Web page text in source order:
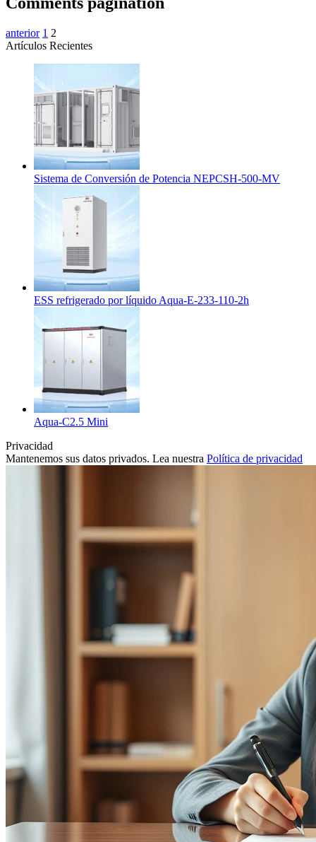
anterior 1 2
Artículos Recientes
Sistema de Conversión de Potencia NEPCSH-500-MV
ESS refrigerado por líquido Aqua-E-233-110-2h
Aqua-C2.5 Mini
Privacidad
Mantenemos sus datos privados. Lea nuestra Política de privacidad